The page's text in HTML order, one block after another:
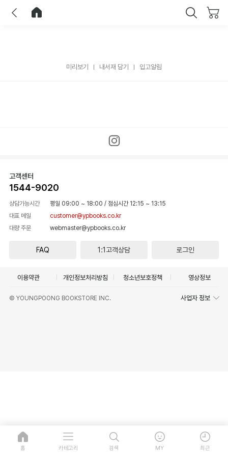
미리보기 내서재 담기 입고알림
고객센터
1544-9020
상담가능시간 평일 09:00 ~ 18:00 / 점심시간 12:15 ~ 13:15
대표 메일
customer@ypbooks.co.kr
대량 주문
webmaster@ypbooks.co.kr
FAQ 1:1고객상담 로그인
이용약관 개인정보처리방침 청소년보호정책 영상정보
© YOUNGPOONG BOOKSTORE INC. 사업자 정보
홈 카테고리 검색 MY 최근